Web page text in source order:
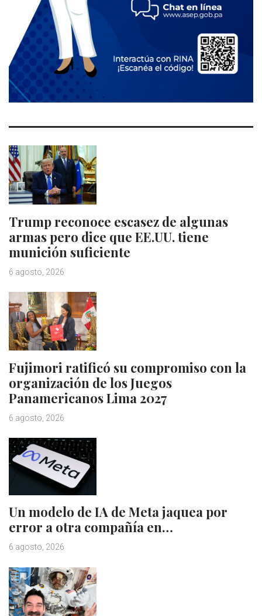
Trump reconoce escasez de algunas
armas pero dice que EE.UU. tiene
munición suficiente
6 agosto, 2026
Fujimori ratificó su compromiso con la
organización de los Juegos
Panamericanos Lima 2027
6 agosto, 2026
Un modelo de IA de Meta jaquea por
error a otra compañía en…
6 agosto, 2026